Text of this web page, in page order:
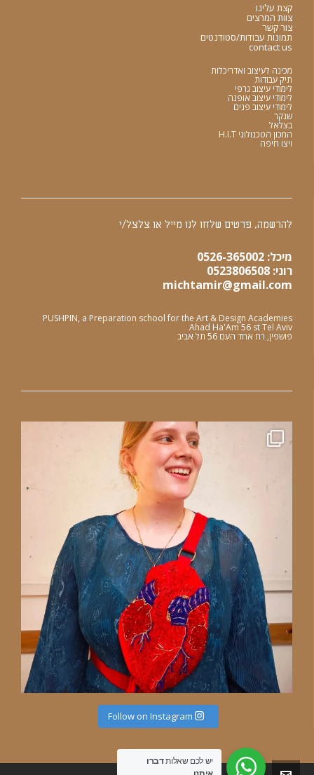
קצת עלינו
צוות המרצים
צור קשר
תמונות עבודות/סטודנטים
contact us
מכינה לעיצוב ואדריכלות
תיק עבודות
לימודי עיצוב גרפי
לימודי עיצוב אופנה
לימודי עיצוב פנים
שנקר
בצלאל
המכון הטכנולוגי H.I.T
ויצו חיפה
להרשמה, פרטים שלחו לנו מייל או צלצל/י
מיכל: 0526-365002
רוני: 0523806508
michtamir@gmail.com
PUSHPIN, a Preparation school for the Art & Design Academies
Ahad Ha'Am 56 st Tel Aviv
פושפין, רח אחד העם 56 תל אביב
Follow on Instagram
יש לכם שאלותדברו